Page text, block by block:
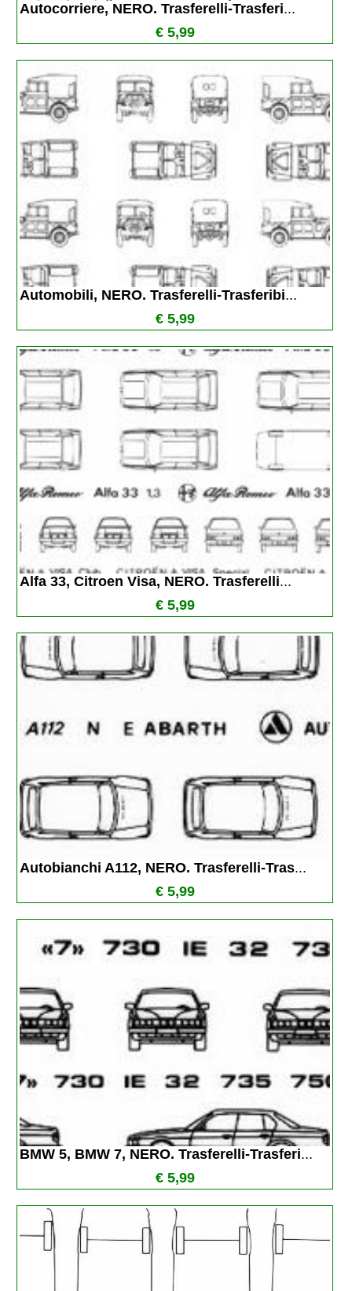
Autocorriere, NERO. Trasferelli-Trasferi...
€ 5,99
Automobili, NERO. Trasferelli-Trasferibi...
€ 5,99
Alfa 33, Citroen Visa, NERO. Trasferelli...
€ 5,99
Autobianchi A112, NERO. Trasferelli-Tras...
€ 5,99
BMW 5, BMW 7, NERO. Trasferelli-Trasferi...
€ 5,99